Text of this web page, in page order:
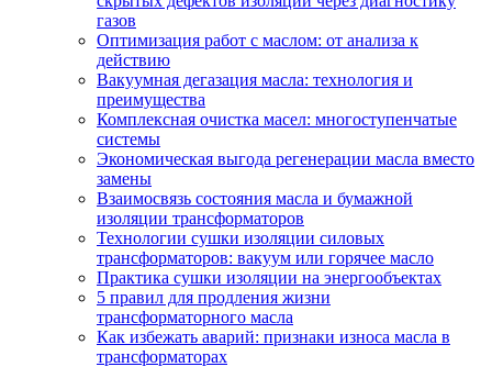
газов
Оптимизация работ с маслом: от анализа к
действию
Вакуумная дегазация масла: технология и
преимущества
Комплексная очистка масел: многоступенчатые
системы
Экономическая выгода регенерации масла вместо
замены
Взаимосвязь состояния масла и бумажной
изоляции трансформаторов
Технологии сушки изоляции силовых
трансформаторов: вакуум или горячее масло
Практика сушки изоляции на энергообъектах
5 правил для продления жизни
трансформаторного масла
Как избежать аварий: признаки износа масла в
трансформаторах